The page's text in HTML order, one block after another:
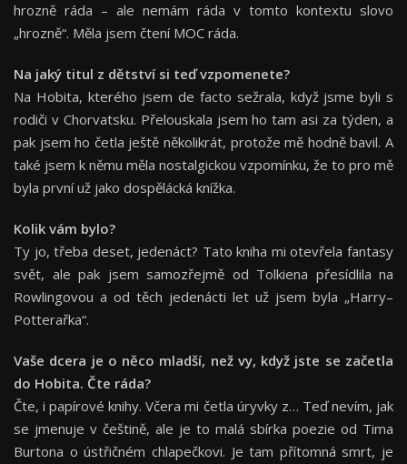
hrozně ráda – ale nemám ráda v tomto kontextu slovo
„hrozně“. Měla jsem čtení MOC ráda.
Na jaký titul z dětství si teď vzpomenete?
Na Hobita, kterého jsem de facto sežrala, když jsme byli s
rodiči v Chorvatsku. Přelouskala jsem ho tam asi za týden, a
pak jsem ho četla ještě několikrát, protože mě hodně bavil. A
také jsem k němu měla nostalgickou vzpomínku, že to pro mě
byla první už jako dospělácká knížka.
Kolik vám bylo?
Ty jo, třeba deset, jedenáct? Tato kniha mi otevřela fantasy
svět, ale pak jsem samozřejmě od Tolkiena přesídlila na
Rowlingovou a od těch jedenácti let už jsem byla „Harry–
Potterařka“.
Vaše dcera je o něco mladší, než vy, když jste se začetla
do Hobita. Čte ráda?
Čte, i papírové knihy. Včera mi četla úryvky z… Teď nevím, jak
se jmenuje v češtině, ale je to malá sbírka poezie od Tima
Burtona o ústřičném chlapečkovi. Je tam přítomná smrt, je